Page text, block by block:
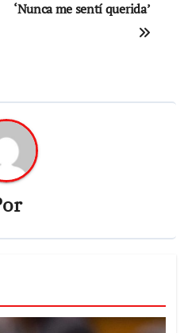
‘Nunca me sentí querida’